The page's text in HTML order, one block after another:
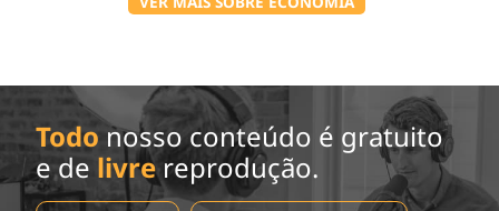
Todo nosso conteúdo é gratuito
e de livrereprodução.